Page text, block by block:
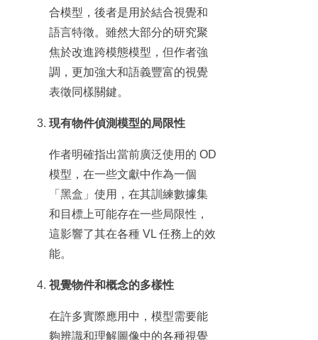
合模型，後者是用於結合視覺和
語言特徵。雖然大部分的研究聚
焦於改進跨模態模型，但作者強
調，更加強大和語義豐富的視覺
表徵同樣關鍵。
現有物件偵測模型的局限性
作者明確指出當前廣泛使用的 OD
模型，在一些文獻中作為一個
「黑盒」使用，在其訓練數據集
和目標上可能存在一些局限性，
這影響了其在各種 VL 任務上的效
能。
視覺物件和概念的多樣性
在許多實際應用中，模型需要能
夠辨識和理解圖像中的各種視覺